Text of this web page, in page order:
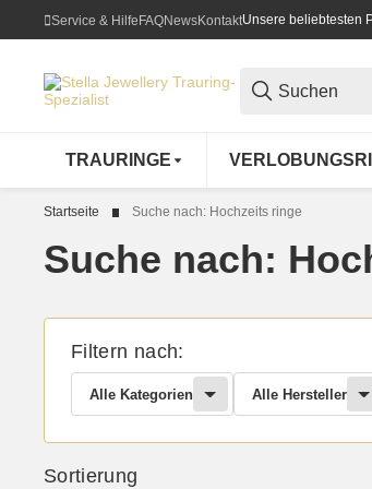
Service & HilfeFAQNewsKontaktUnsere beliebtesten
TRAURINGE
Startseite Suche nach: Hochzeits ringe
Suche nach:
Filtern nach:
Alle Kategorien Alle Hersteller
Sortierung